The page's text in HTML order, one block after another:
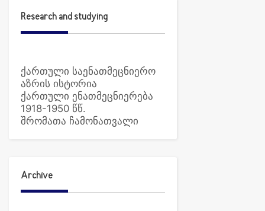
Research and studying
ქართული საენათმეცნიერო
აზრის ისტორია
ქართული ენათმეცნიერება
1918-1950 წწ.
შრომათა ჩამონათვალი
Archive